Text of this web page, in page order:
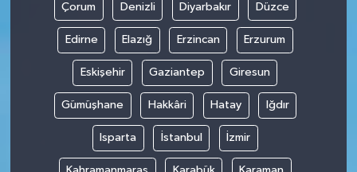
Çorum Denizli Diyarbakır Düzce
Edirne Elazığ Erzincan Erzurum
Eskişehir Gaziantep Giresun
Gümüşhane Hakkâri Hatay Iğdır
Isparta İstanbul İzmir